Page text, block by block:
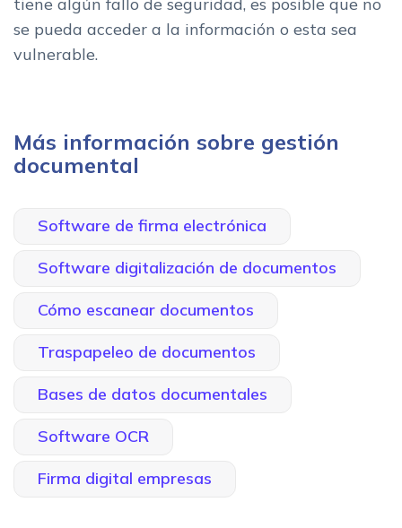
tiene algún fallo de seguridad, es posible que no
se pueda acceder a la información o esta sea
vulnerable.
Más información sobre gestión
documental
Software de firma electrónica
Software digitalización de documentos
Cómo escanear documentos
Traspapeleo de documentos
Bases de datos documentales
Software OCR
Firma digital empresas